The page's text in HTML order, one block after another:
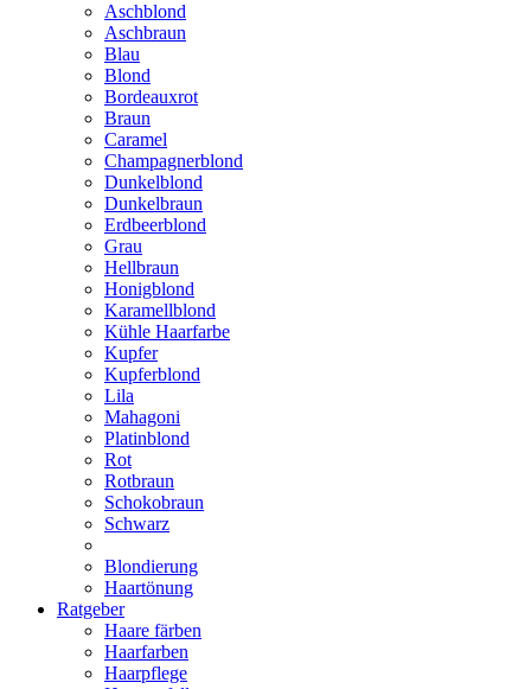
Aschblond
Aschbraun
Blau
Blond
Bordeauxrot
Braun
Caramel
Champagnerblond
Dunkelblond
Dunkelbraun
Erdbeerblond
Grau
Hellbraun
Honigblond
Karamellblond
Kühle Haarfarbe
Kupfer
Kupferblond
Lila
Mahagoni
Platinblond
Rot
Rotbraun
Schokobraun
Schwarz
Blondierung
Haartönung
Ratgeber
Haare färben
Haarfarben
Haarpflege